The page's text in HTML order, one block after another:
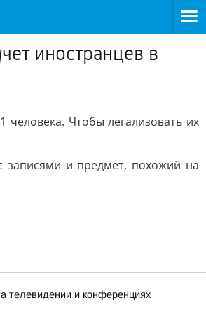
иностранцев в
Чтобы легализовать их
записями и предмет, похожий на
телевидении и конференциях